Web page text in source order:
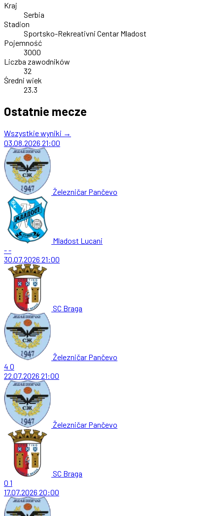
Kraj
Serbia
Stadion
Sportsko-Rekreativni Centar Mladost
Pojemność
3000
Liczba zawodników
32
Średni wiek
23.3
Ostatnie mecze
Wszystkie wyniki →
03.08.2026 21:00
Železničar Pančevo
Mladost Lucani
--
30.07.2026 21:00
SC Braga
Železničar Pančevo
4 0
22.07.2026 21:00
Železničar Pančevo
SC Braga
0 1
17.07.2026 20:00